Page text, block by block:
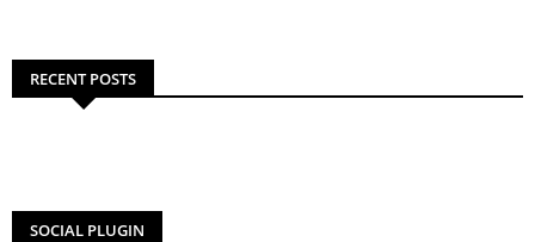
RECENT POSTS
SOCIAL PLUGIN